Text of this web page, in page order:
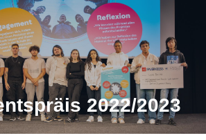
2022/2023